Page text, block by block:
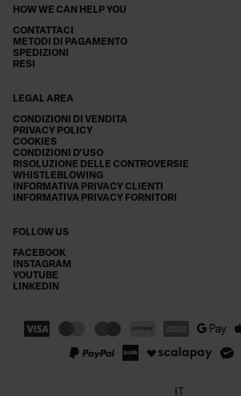
HOW WE CAN HELP YOU
CONTATTACI
METODI DI PAGAMENTO
SPEDIZIONI
RESI
LEGAL AREA
CONDIZIONI DI VENDITA
PRIVACY POLICY
COOKIES
CONDIZIONI D'USO
RISOLUZIONE DELLE CONTROVERSIE
WHISTLEBLOWING
INFORMATIVA PRIVACY CLIENTI
INFORMATIVA PRIVACY FORNITORI
FOLLOW US
FACEBOOK
INSTAGRAM
YOUTUBE
LINKEDIN
IT